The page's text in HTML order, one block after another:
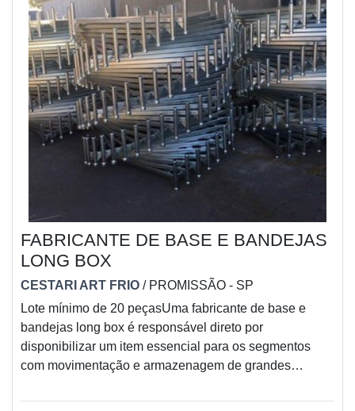
FABRICANTE DE BASE E BANDEJAS
LONG BOX
CESTARI ART FRIO / PROMISSÃO - SP
Lote mínimo de 20 peçasUma fabricante de base e
bandejas long box é responsável direto por
disponibilizar um item essencial para os segmentos
com movimentação e armazenagem de grandes
apropriada para movimentação com empilhadeira ou